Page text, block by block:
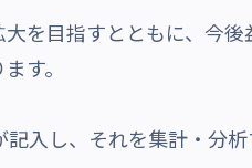
を目指すとともに、今後
す。
入し、それを集計・分